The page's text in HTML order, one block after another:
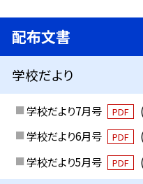
配布文書
学校だより
学校だより7月号 PDF
学校だより6月号
PDF
学校だより5月号
PDF